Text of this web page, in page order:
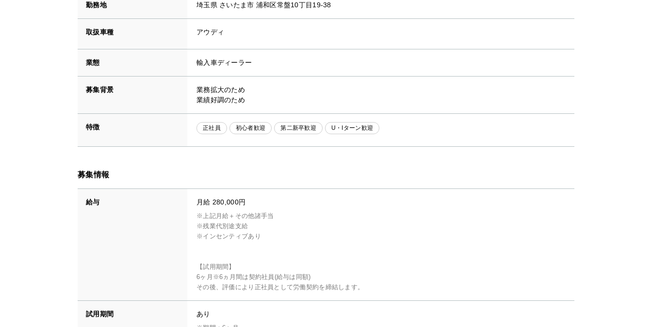
勤務地 埼玉県 さいたま市 浦和区常盤10丁目19-38
取扱車種 アウディ
業態 輸入車ディーラー
募集背景
業務拡大のため
業績好調のため
特徴 正社員 初心者歓迎 第二新卒歓迎 U・Iターン歓迎
募集情報
給与 月給 280,000円
※上記月給＋その他諸手当
※残業代別途支給
※インセンティブあり
【試用期間】
6ヶ月※6ヵ月間は契約社員(給与は同額)
その後、評価により正社員として労働契約を締結します。
試用期間 あり